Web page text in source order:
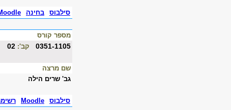
סילבוס
בחינה
מספר קורס
0351-1105 קב':
שם מרצה
גב' שרים הילה
סילבוס Moodle